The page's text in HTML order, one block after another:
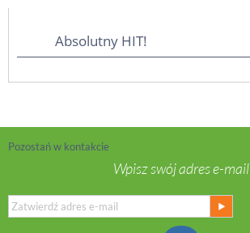
Absolutny HIT!
Pozostań w kontakcie
Wpisz swój adres e-mail